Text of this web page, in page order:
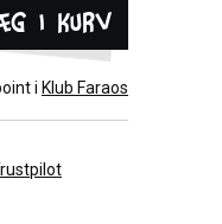
i kurv
i Klub Faraos